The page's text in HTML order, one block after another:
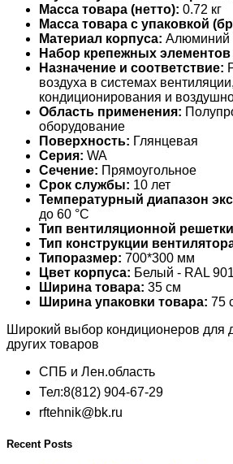
Масса товара (нетто): 0.72 кг
Масса товара с упаковкой
Материал корпуса: Алюминий
Набор крепежных элементов
Назначение и соответствие:
воздуха в системах вентиляции,
кондиционирования и
Область применения:
оборудование
Поверхность: Глянцевая
Серия: WA
Сечение: Прямоугольное
Срок службы: 10 лет
Температурный диапазон
до 60 °С
Тип вентиляционной
Тип конструкции
Типоразмер: 700*300 мм
Цвет корпуса: Белый - RAL
Ширина товара: 35 см
Ширина упаковки товара: 75
Широкий выбор кондиционеров для
других товаров
СПБ и Лен.область
Тел:8(812) 904-67-29
rftehnik@bk.ru
Recent Posts